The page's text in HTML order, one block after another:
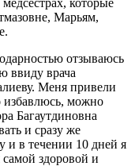
Марьям,
отзываюсь
ввиду врача
Меня привели
избавлюсь, можно
Багаутдиновна
и сразу же
и в течении 10 дней я
самой здоровой и